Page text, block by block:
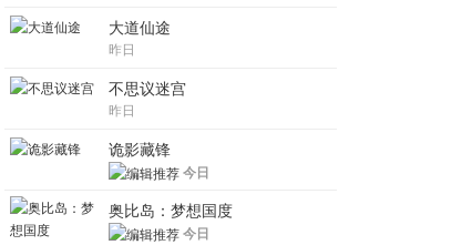
大道仙途
昨日
不思议迷宫
昨日
诡影藏锋
今日
奥比岛：梦想国度
今日